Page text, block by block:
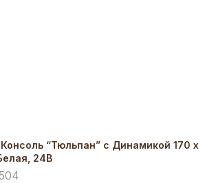
“Тюльпан” с Динамикой 170 х
24В